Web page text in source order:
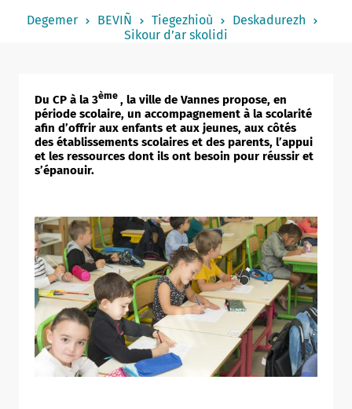
Un commerce
Degemer BEVIÑ Tiegezhioù
Deskadurezh
Sikour d’ar skolidi
Du CP à la 3ème , la ville de Vannes propose, en
période scolaire, un accompagnement à la scolarité
afin d’offrir aux enfants et aux jeunes, aux côtés
des établissements scolaires et des parents, l’appui
et les ressources dont ils ont besoin pour réussir et
s’épanouir.